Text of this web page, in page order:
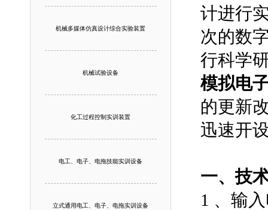
机械多媒体仿真设计综合实验装置
机械试验设备
化工过程控制实训装置
电工、电子、电拖技能实训设备
立式通用电工、电子、电拖实训设备
计进行
次的数
行科学
模拟电
的更新
迅速开
一、技
1 、输